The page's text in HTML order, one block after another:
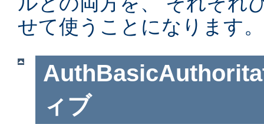
せて使うことになります。
ィブ